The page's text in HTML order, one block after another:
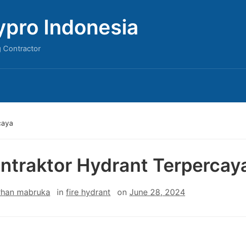
Indonesia
Contractor
Hydrant
mabruka in fire hydrant on June 28, 2024